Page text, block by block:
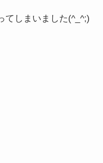
てしまいました(^_^;)